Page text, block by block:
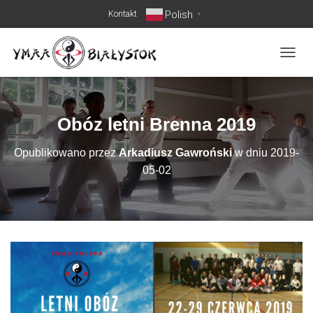
Kontakt Polish ▼
Obóz letni Brenna 2019
Opublikowano przezArkadiusz Gawrońskiw dniu 2019-
05-02